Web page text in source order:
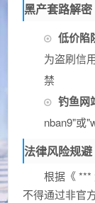
黑产套路解密
低价陷
为盗刷信
禁
钓鱼网
nban9"或
法律风险规避
根据《 ***
不得通过非官